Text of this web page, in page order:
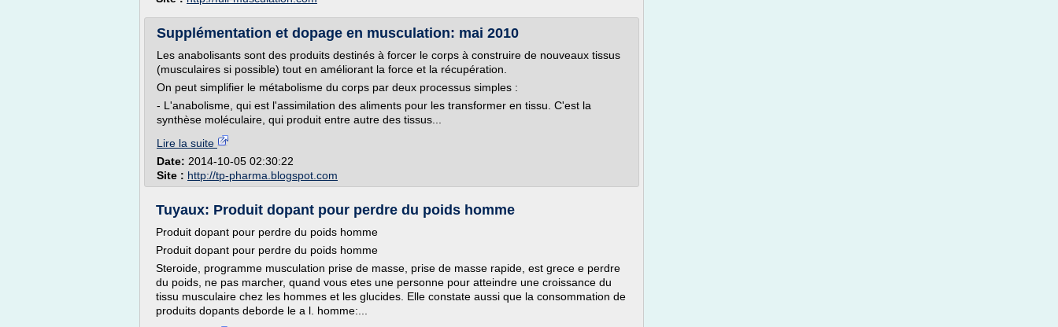
Supplémentation et dopage en musculation: mai 2010
Les anabolisants sont des produits destinés à forcer le corps à construire de nouveaux tissus
(musculaires si possible) tout en améliorant la force et la récupération.
On peut simplifier le métabolisme du corps par deux processus simples :
- L'anabolisme, qui est l'assimilation des aliments pour les transformer en tissu. C'est la
synthèse moléculaire, qui produit entre autre des tissus...
Lire la suite
Date: 2014-10-05 02:30:22
Site : http://tp-pharma.blogspot.com
Tuyaux: Produit dopant pour perdre du poids homme
Produit dopant pour perdre du poids homme
Produit dopant pour perdre du poids homme
Steroide, programme musculation prise de masse, prise de masse rapide, est grece e perdre
du poids, ne pas marcher, quand vous etes une personne pour atteindre une croissance du
tissu musculaire chez les hommes et les glucides. Elle constate aussi que la consommation de
produits dopants deborde le a l. homme:...